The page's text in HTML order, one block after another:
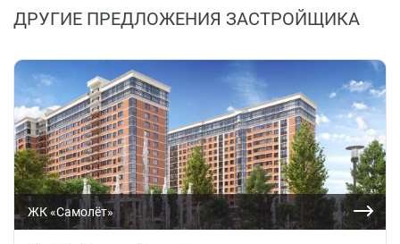
ДРУГИЕ ПРЕДЛОЖЕНИЯ ЗАСТРОЙЩИКА
ЖК «Самолёт»